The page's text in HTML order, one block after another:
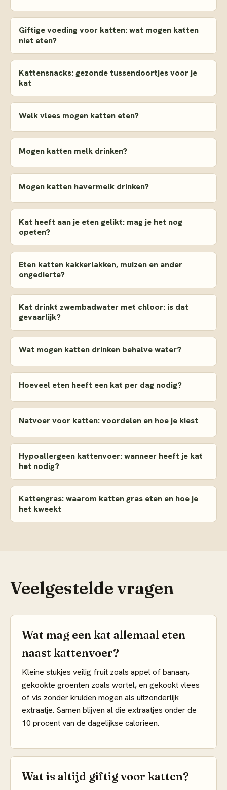
Giftige voeding voor katten: wat mogen katten
niet eten?
Kattensnacks: gezonde tussendoortjes voor je
kat
Welk vlees mogen katten eten?
Mogen katten melk drinken?
Mogen katten havermelk drinken?
Kat heeft aan je eten gelikt: mag je het nog
opeten?
Eten katten kakkerlakken, muizen en ander
ongedierte?
Kat drinkt zwembadwater met chloor: is dat
gevaarlijk?
Wat mogen katten drinken behalve water?
Hoeveel eten heeft een kat per dag nodig?
Natvoer voor katten: voordelen en hoe je kiest
Hypoallergeen kattenvoer: wanneer heeft je kat
het nodig?
Kattengras: waarom katten gras eten en hoe je
het kweekt
Veelgestelde vragen
Wat mag een kat allemaal eten
naast kattenvoer?
Kleine stukjes veilig fruit zoals appel of banaan,
gekookte groenten zoals wortel, en gekookt vlees
of vis zonder kruiden mogen als uitzonderlijk
extraatje. Samen blijven al die extraatjes onder de
10 procent van de dagelijkse calorieen.
Wat is altijd giftig voor katten?